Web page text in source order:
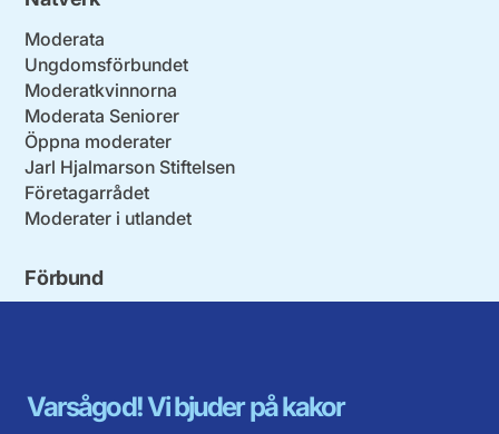
Varsågod! Vi bjuder på kakor
Moderata
Ungdomsförbundet
Moderatkvinnorna
Moderata Seniorer
Öppna moderater
Jarl Hjalmarson Stiftelsen
Företagarrådet
Moderater i utlandet
Förbund
Gävleborg
Halland
Värmlands län
Västerbotten